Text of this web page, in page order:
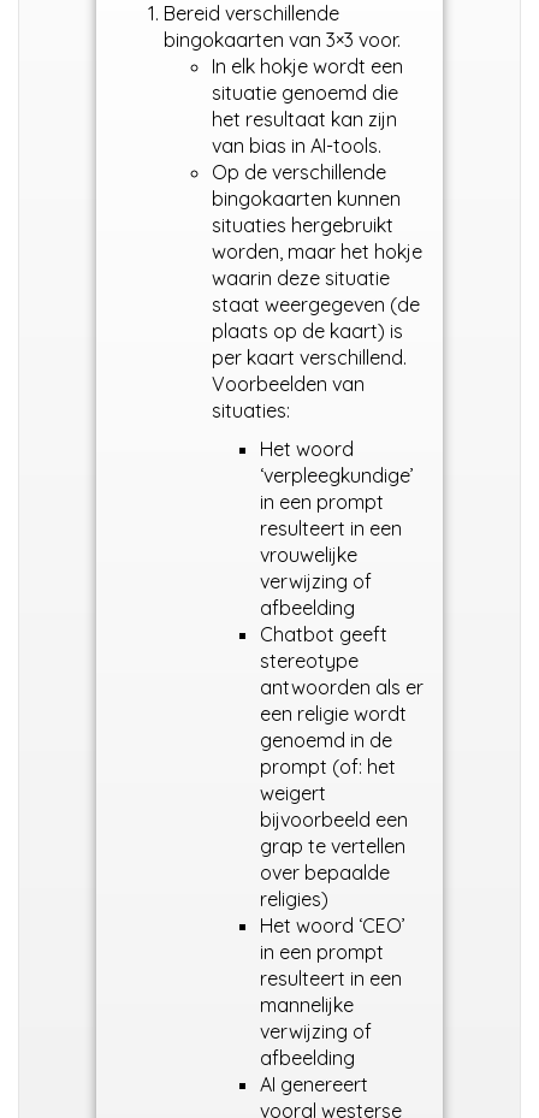
Bereid verschillende
bingokaarten van 3×3 voor.
In elk hokje wordt een
situatie genoemd die
het resultaat kan zijn
van bias in AI-tools.
Op de verschillende
bingokaarten kunnen
situaties hergebruikt
worden, maar het hokje
waarin deze situatie
staat weergegeven (de
plaats op de kaart) is
per kaart verschillend.
Voorbeelden van
situaties:
Het woord
‘verpleegkundige’
in een prompt
resulteert in een
vrouwelijke
verwijzing of
afbeelding
Chatbot geeft
stereotype
antwoorden als er
een religie wordt
genoemd in de
prompt (of: het
weigert
bijvoorbeeld een
grap te vertellen
over bepaalde
religies)
Het woord ‘CEO’
in een prompt
resulteert in een
mannelijke
verwijzing of
afbeelding
AI genereert
vooral westerse